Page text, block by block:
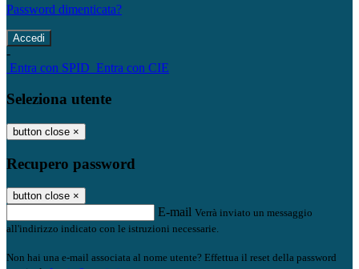
Password dimenticata?
-
Entra con SPID Entra con CIE
Seleziona utente
button close ×
Recupero password
button close ×
E-mail Verrà inviato un messaggio
all'indirizzo indicato con le istruzioni necessarie.
Non hai una e-mail associata al nome utente? Effettua il reset della password